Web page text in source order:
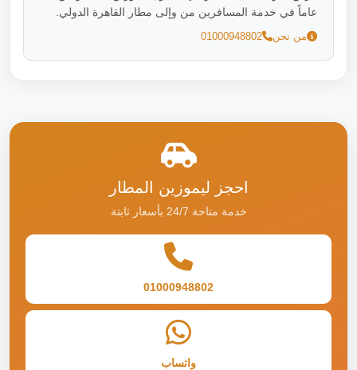
عاماً في خدمة المسافرين من وإلى مطار القاهرة الدولي.
من نحن 01000948802
احجز ليموزين المطار
خدمة متاحة 24/7 بأسعار ثابتة
01000948802
واتساب